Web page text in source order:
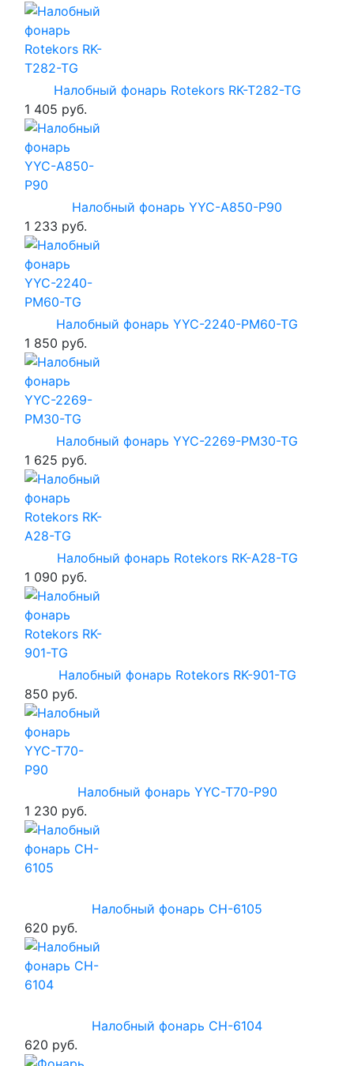
Налобный фонарь Rotekors RK-T282-TG
1 405 руб.
Налобный фонарь YYC-A850-P90
1 233 руб.
Налобный фонарь YYC-2240-PM60-TG
1 850 руб.
Налобный фонарь YYC-2269-PM30-TG
1 625 руб.
Налобный фонарь Rotekors RK-A28-TG
1 090 руб.
Налобный фонарь Rotekors RK-901-TG
850 руб.
Налобный фонарь YYC-T70-P90
1 230 руб.
Налобный фонарь CH-6105
620 руб.
Налобный фонарь CH-6104
620 руб.